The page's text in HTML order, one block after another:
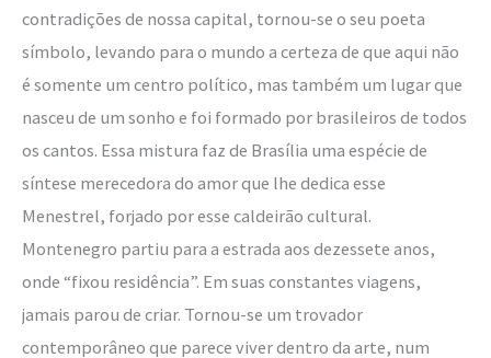
contradições de nossa capital, tornou-se o seu poeta
símbolo, levando para o mundo a certeza de que aqui não
é somente um centro político, mas também um lugar que
nasceu de um sonho e foi formado por brasileiros de todos
os cantos. Essa mistura faz de Brasília uma espécie de
síntese merecedora do amor que lhe dedica esse
Menestrel, forjado por esse caldeirão cultural.
Montenegro partiu para a estrada aos dezessete anos,
onde “fixou residência”. Em suas constantes viagens,
jamais parou de criar. Tornou-se um trovador
contemporâneo que parece viver dentro da arte, num